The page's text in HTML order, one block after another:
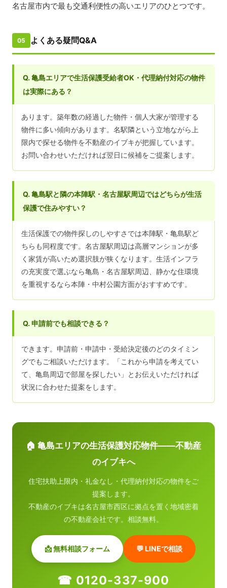
名古屋市内で最も交通利便性の高いエリアのひとつです。
05 よくある疑問Q&A
Q. 亀島エリアで生活保護受給者OK・代理納付対応の物件
は実際にある？
あります。築年数の経過した物件・個人大家が管理する
物件に多い傾向があります。名駅隣という立地ながら上
限内で探せる物件を不動産のイブキが把握しています。
お問い合わせいただければ翌日に候補をご提案します。
Q. 亀島駅と隣の本陣駅・名古屋駅周辺ではどちらが生活
保護で住みやすい？
生活保護での物件探しのしやすさでは本陣駅・亀島駅ど
ちらも同程度です。名古屋駅周辺は高層マンションが多
く家賃が高いため選択肢が狭くなります。生活インフラ
の充実度で選ぶなら亀島・名古屋駅周辺、静かな住環境
を重視するなら本陣・中村公園方面がおすすめです。
Q. 申請前でも相談できる？
できます。申請前・申請中・受給決定後のどのタイミン
グでもご相談いただけます。「これから申請を考えてい
て、亀島周辺で部屋を探したい」とお伝えいただければ
状況に合わせた提案をします。
🏠 亀島エリアの生活保護対応物件——不動産
のイブキへ
住宅扶助上限内・礼金なし・代理納付対応の物件をご
提案します。
不動産のイブキは名古屋市西区に拠点を置く地域密着
の不動産会社です。相談無料。
📩 無料相談フォーム 💬 LINEで相談
☎ 0120-337-900